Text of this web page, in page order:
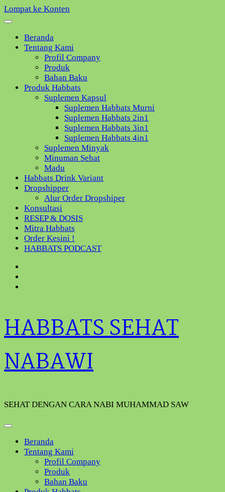
Lompat ke Konten
Beranda
Tentang Kami
Profil Company
Produk
Bahan Baku
Produk Habbats
Suplemen Kapsul
Suplemen Habbats Murni
Suplemen Habbats 2in1
Suplemen Habbats 3in1
Suplemen Habbats 4in1
Suplemen Minyak
Minuman Sehat
Madu
Habbats Drink Variant
Dropshipper
Alur Order Dropshiper
Konsultasi
RESEP & DOSIS
Mitra Habbats
Order Kesini !
HABBATS PODCAST
HABBATS SEHAT
NABAWI
SEHAT DENGAN CARA NABI MUHAMMAD SAW
Beranda
Tentang Kami
Profil Company
Produk
Bahan Baku